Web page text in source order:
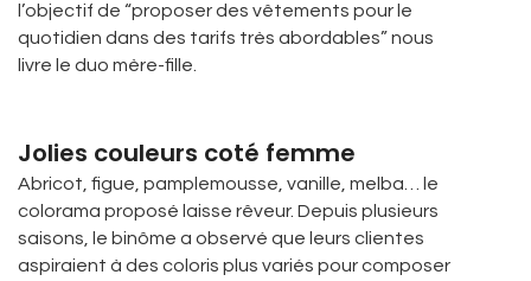
l’objectif de “proposer des vêtements pour le
quotidien dans des tarifs très abordables” nous
livre le duo mère-fille.
Jolies couleurs coté femme
Abricot, figue, pamplemousse, vanille, melba… le
colorama proposé laisse rêveur. Depuis plusieurs
saisons, le binôme a observé que leurs clientes
aspiraient à des coloris plus variés pour composer